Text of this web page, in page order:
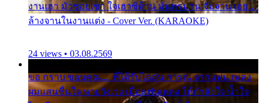
งานเฮา มัวซอยเขา ใจเฮาซิด้าน มันทรมาน จับจาน เอย…
ล้างจานในงานแต่ง - Cover Ver. (KARAOKE)
24 views • 03.08.2569
ขอ กราบ ขอบคุณ.... ที่ได้รับไออุ่น การุณ จากแฟน เพลง
ผมแสนชื่นใจ หายวังเวง เมื่อแฟนเพลง ให้กำลังใจ น้ำใจ